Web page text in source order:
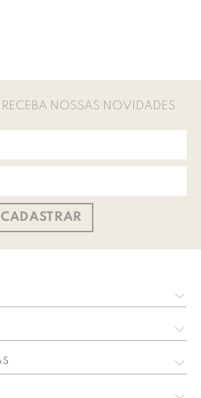
RECEBA NOSSAS NOVIDADES
CADASTRAR